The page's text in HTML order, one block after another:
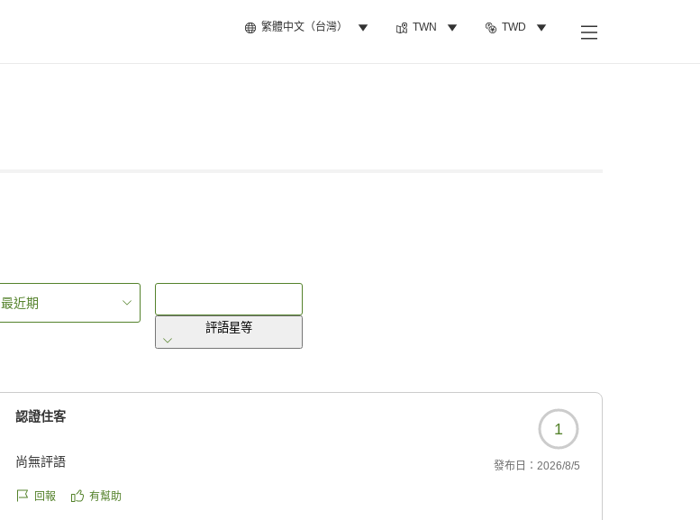
繁體中文（台灣） TWN TWD
最近期
評語星等
認證住客
1
尚無評語 發布日： 2026/8/5
回報 有幫助